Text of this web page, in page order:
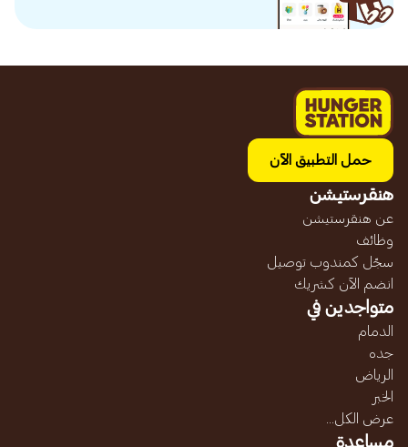
حمل التطبيق الآن
هنقرستيشن
عن هنقرستيشن
وظائف
سجّل كمندوب توصيل
انضم الآن كشريك
متواجدين في
الدمام
جده
الرياض
الخبر
عرض الكل...
مساعدة